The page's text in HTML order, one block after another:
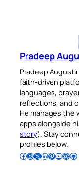
Pradeep
Pradeep
faith-driven
languages,
reflections, and
He manages the
apps alongside
story). Stay
profiles below.
Follow Pradeep on Facebook Follow Pradeep on InstagramFollow Pradeep on X Follow Pradeep on LinkedIn Follow Pradeep on Pinterest Subscribe to Pradeep’s Youtube Channel Follow Pradeep on WordPress Follow Pradeep on GitHub